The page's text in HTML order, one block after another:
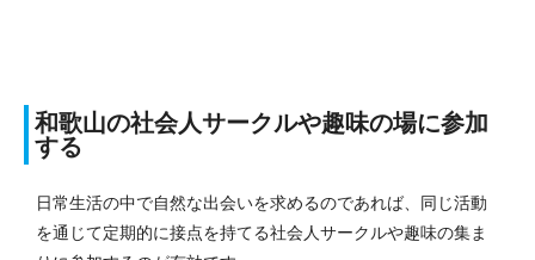
和歌山の社会人サークルや趣味の場に参加
する
日常生活の中で自然な出会いを求めるのであれば、同じ活動
を通じて定期的に接点を持てる社会人サークルや趣味の集ま